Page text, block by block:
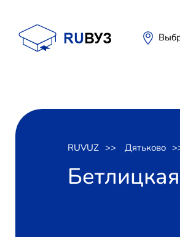
RUVUZ Дятьково